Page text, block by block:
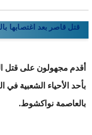
قتل قاصر بعد اغتصابها
أقدم مجهولون على قتل
بالعاصمة نواكشوط.